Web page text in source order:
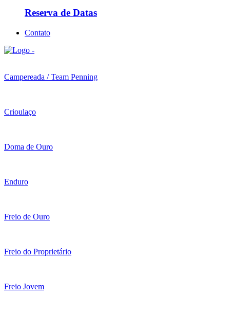
Reserva de Datas
Contato
Campereada / Team Penning
Crioulaço
Doma de Ouro
Enduro
Freio de Ouro
Freio do Proprietário
Freio Jovem